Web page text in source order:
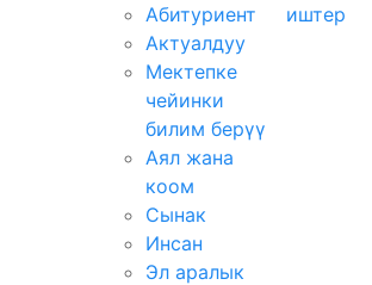
Абитуриент
Актуалдуу
Мектепке
чейинки
билим берүү
Аял жана
коом
Сынак
Инсан
Эл аралык
иштер